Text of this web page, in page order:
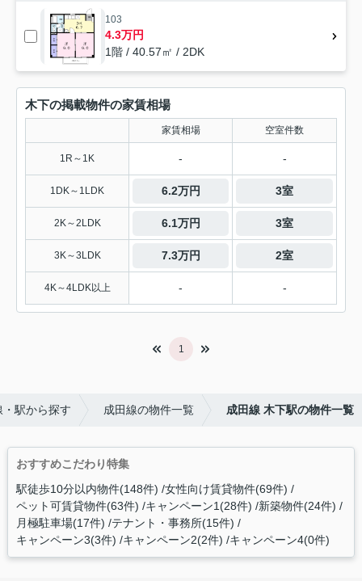
103
4.3万円
1階 / 40.57㎡ / 2DK
木下の掲載物件の家賃相場
家賃相場 空室件数
1R～1K - -
1DK～1LDK 6.2万円 3室
2K～2LDK 6.1万円 3室
3K～3LDK 7.3万円 2室
4K～4LDK以上 - -
1
・駅から探す 成田線の物件一覧 成田線 木下駅の物件一覧
おすすめこだわり特集
駅徒歩10分以内物件(148件) 女性向け賃貸物件(69件)
ペット可賃貸物件(63件) キャンペーン1(28件) 新築物件(24件)
月極駐車場(17件) テナント・事務所(15件)
キャンペーン3(3件) キャンペーン2(2件) キャンペーン4(0件)